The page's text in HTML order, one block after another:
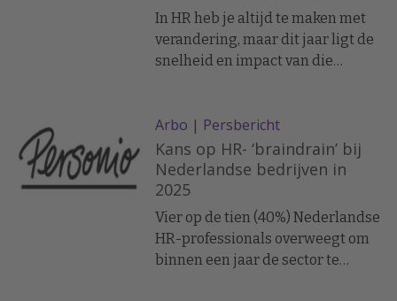
In HR heb je altijd te maken met
verandering, maar dit jaar ligt de
snelheid en impact van die
tempo, medewerkers stellen
andere eisen en organisaties
staan onder druk om slimmer te
werken met minder middelen.
Hoe ga je hier als HR-leider mee
om?
Arbo | Persbericht
Kans op HR- ‘braindrain’ bij
Nederlandse bedrijven in
2025
Vier op de tien (40%) Nederlandse
HR-professionals overweegt om
binnen een jaar de sector te